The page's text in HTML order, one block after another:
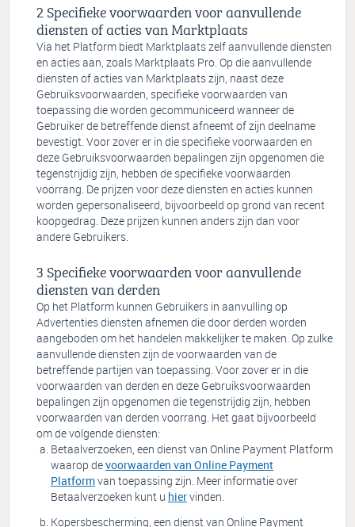
Specifieke voorwaarden voor aanvullende
diensten of acties van Marktplaats
Via het Platform biedt Marktplaats zelf aanvullende diensten
en acties aan, zoals Marktplaats Pro. Op die aanvullende
diensten of acties van Marktplaats zijn, naast deze
Gebruiksvoorwaarden, specifieke voorwaarden van
toepassing die worden gecommuniceerd wanneer de
Gebruiker de betreffende dienst afneemt of zijn deelname
bevestigt. Voor zover er in die specifieke voorwaarden en
deze Gebruiksvoorwaarden bepalingen zijn opgenomen die
tegenstrijdig zijn, hebben de specifieke voorwaarden
voorrang. De prijzen voor deze diensten en acties kunnen
worden gepersonaliseerd, bijvoorbeeld op grond van recent
koopgedrag. Deze prijzen kunnen anders zijn dan voor
andere Gebruikers.
Specifieke voorwaarden voor aanvullende
diensten van derden
Op het Platform kunnen Gebruikers in aanvulling op
Advertenties diensten afnemen die door derden worden
aangeboden om het handelen makkelijker te maken. Op zulke
aanvullende diensten zijn de voorwaarden van de
betreffende partijen van toepassing. Voor zover er in die
voorwaarden van derden en deze Gebruiksvoorwaarden
bepalingen zijn opgenomen die tegenstrijdig zijn, hebben
voorwaarden van derden voorrang. Het gaat bijvoorbeeld
om de volgende diensten:
Betaalverzoeken, een dienst van Online Payment Platform
waarop devoorwaarden van Online Payment
Platformvan toepassing zijn. Meer informatie over
Betaalverzoeken kunt u hiervinden.
Kopersbescherming, een dienst van Online Payment